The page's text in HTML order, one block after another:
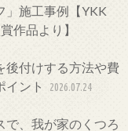
」施工事例【YKK
作品より】
後付けする方法や費
イント
2026.07.24
で、我が家のくつろ